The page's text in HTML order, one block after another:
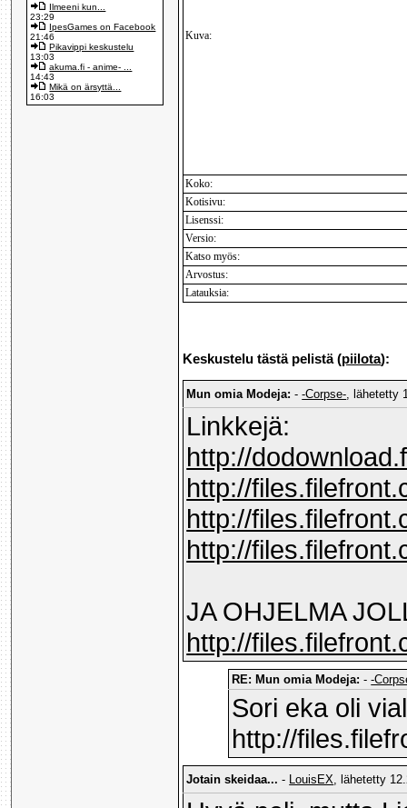
Ilmeeni kun...
23:29
IpesGames on Facebook
21:46
Pikavippi keskustelu
13:03
akuma.fi - anime- ...
14:43
Mikä on ärsyttä...
16:03
Kuva:
Koko:
Kotisivu:
Lisenssi:
Versio:
Katso myös:
Arvostus:
Latauksia:
Keskustelu tästä pelistä (piilota):
Mun omia Modeja: --Corpse-, lähetetty
Linkkejä:
http://
http://
http://
http://
JA OHJELMA
http://
RE: Mun omia Modeja: --
Sori eka oli
http://
Jotain skeidaa... - LouisEX, lähetetty